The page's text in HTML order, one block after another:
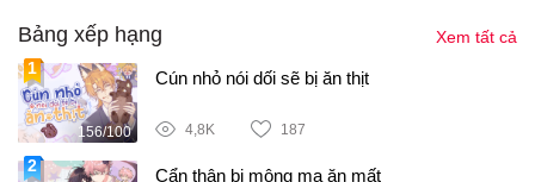
Bảng xếp hạng Xem tất cả
156/100
Cún nhỏ nói dối sẽ bị ăn thịt
4,8K 187
Cẩn thận bị mộng ma ăn mất